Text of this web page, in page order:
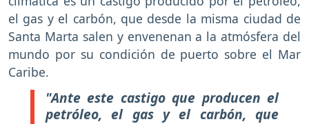
el gas y el carbón, que desde la misma ciudad de
Santa Marta salen y envenenan a la atmósfera del
mundo por su condición de puerto sobre el Mar
Caribe.
"Ante este castigo que producen el
petróleo, el gas y el carbón, que